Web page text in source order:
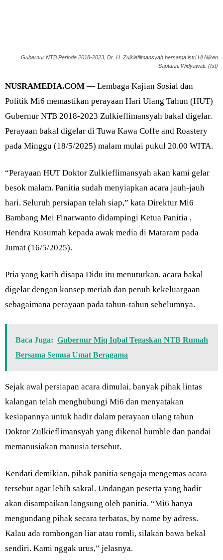
Gubernur NTB Periode 2018-2023, Dr. H. Zulkieflimansyah bersama istri Hj Niken
Saptarini Widyawati. (Ist)
NUSRAMEDIA.COM — Lembaga Kajian Sosial dan
Politik Mi6 memastikan perayaan Hari Ulang Tahun (HUT)
Gubernur NTB 2018-2023 Zulkieflimansyah bakal digelar.
Perayaan bakal digelar di Tuwa Kawa Coffe and Roastery
pada Minggu (18/5/2025) malam mulai pukul 20.00 WITA.
“Perayaan HUT Doktor Zulkieflimansyah akan kami gelar
besok malam. Panitia sudah menyiapkan acara jauh-jauh
hari. Seluruh persiapan telah siap,” kata Direktur Mi6
Bambang Mei Finarwanto didampingi Ketua Panitia ,
Hendra Kusumah kepada awak media di Mataram pada
Jumat (16/5/2025).
Pria yang karib disapa Didu itu menuturkan, acara bakal
digelar dengan konsep meriah dan penuh kekeluargaan
sebagaimana perayaan pada tahun-tahun sebelumnya.
Baca Juga: Gubernur Miq Iqbal Tegaskan NTB Rumah
Bersama Semua Umat Beragama
Sejak awal persiapan acara dimulai, banyak pihak lintas
kalangan telah menghubungi Mi6 dan menyatakan
kesiapannya untuk hadir dalam perayaan ulang tahun
Doktor Zulkieflimansyah yang dikenal humble dan pandai
memanusiakan manusia tersebut.
Kendati demikian, pihak panitia sengaja mengemas acara
tersebut agar lebih sakral. Undangan peserta yang hadir
akan disampaikan langsung oleh panitia. “Mi6 hanya
mengundang pihak secara terbatas, by name by adress.
Kalau ada rombongan liar atau romli, silakan bawa bekal
sendiri. Kami nggak urus,” jelasnya.